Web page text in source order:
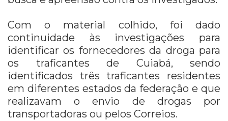
Com o material colhido, foi dado
continuidade às investigações para
identificar os fornecedores da droga para
os traficantes de Cuiabá, sendo
identificados três traficantes residentes
em diferentes estados da federação e que
realizavam o envio de drogas por
transportadoras ou pelos Correios.